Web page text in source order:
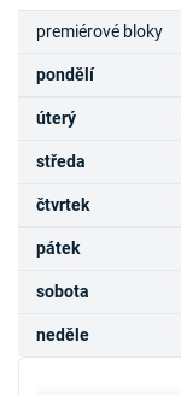
premiérové bloky
pondělí
úterý
středa
čtvrtek
pátek
sobota
neděle